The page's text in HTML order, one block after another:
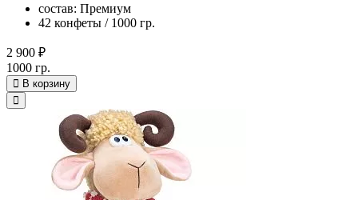
состав: Премиум
42 конфеты / 1000 гр.
2 900 ₽
1000 гр.
В корзину